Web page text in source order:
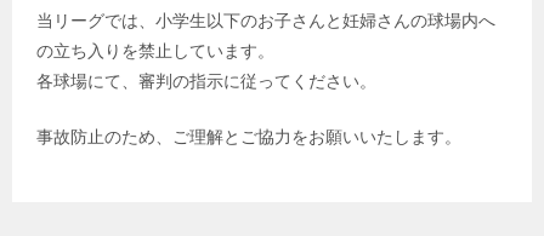
当リーグでは、小学生以下のお子さんと妊婦さんの球場内へ
の立ち入りを禁止しています。
各球場にて、審判の指示に従ってください。
事故防止のため、ご理解とご協力をお願いいたします。